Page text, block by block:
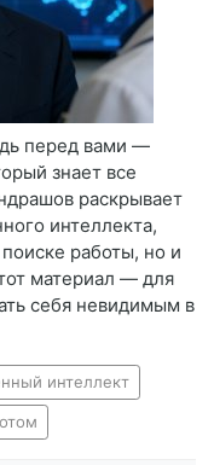
перед вами —
знает все
раскрывает
интеллекта,
работы, но и
материал — для
себя невидимым в
интеллект